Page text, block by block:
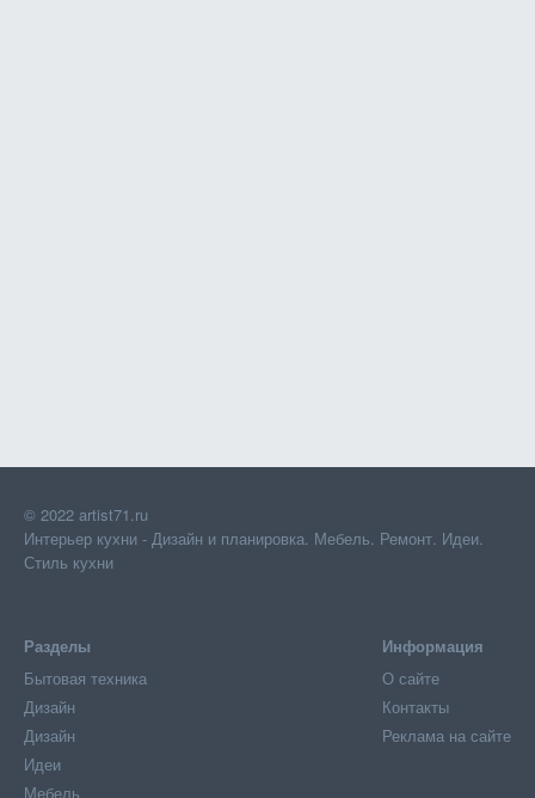
© 2022 artist71.ru
Интерьер кухни - Дизайн и планировка. Мебель. Ремонт. Идеи.
Стиль кухни
Разделы
Бытовая техника
Дизайн
Дизайн
Идеи
Мебель
Информация
О сайте
Контакты
Реклама на сайте